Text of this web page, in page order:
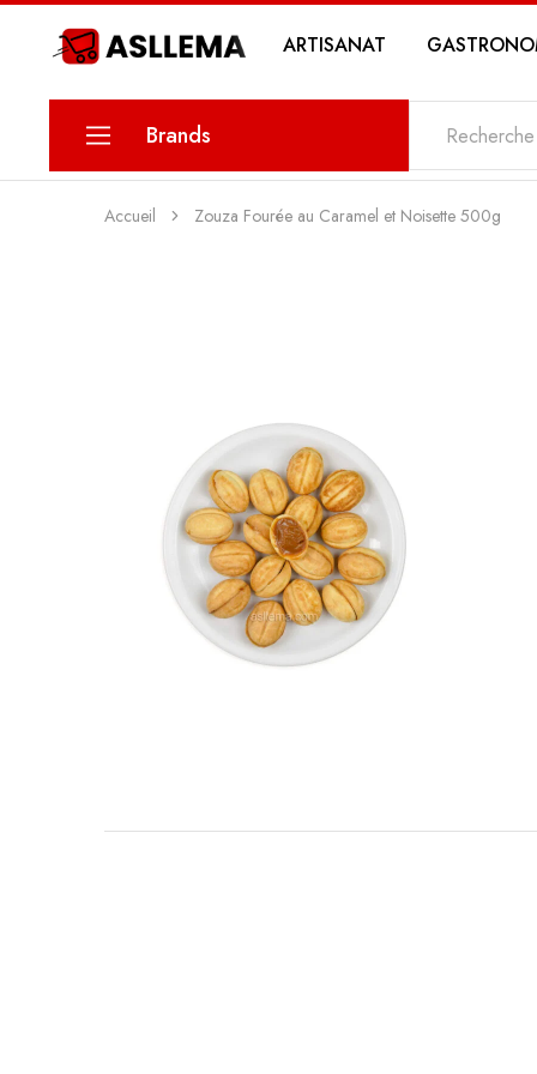
Asllema ARTISANAT
Brands
KARINA
MY STORY COSMETICS
RAWNAQ
Accueil Zouza Fourée au Caramel et Noisette 500g